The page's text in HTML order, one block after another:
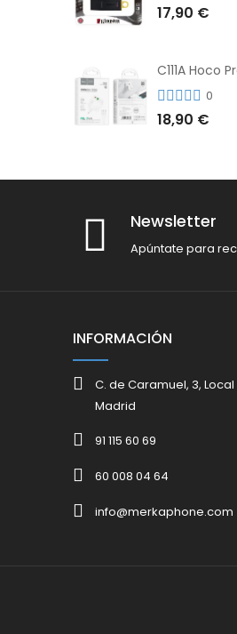
17,90 €
0
18,90 €
Newsletter
Apúntate para
INFORMACIÓN
C. de Caramuel, 3, Local
Madrid
91 115 60 69
60 008 04 64
info@merkaphone.com